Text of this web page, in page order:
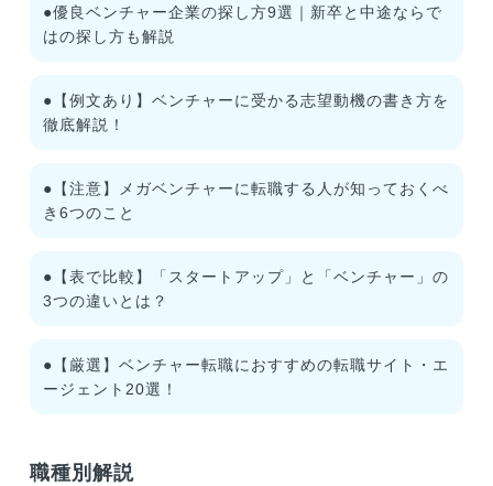
●優良ベンチャー企業の探し方9選｜新卒と中途ならで
はの探し方も解説
●【例文あり】ベンチャーに受かる志望動機の書き方を
徹底解説！
●【注意】メガベンチャーに転職する人が知っておくべ
き6つのこと
●【表で比較】「スタートアップ」と「ベンチャー」の
3つの違いとは？
●【厳選】ベンチャー転職におすすめの転職サイト・エ
ージェント20選！
職種別解説